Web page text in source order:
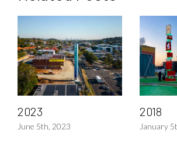
2023
June 5th, 2023
2018
January